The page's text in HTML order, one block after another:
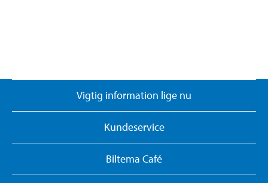
Vigtig information lige nu
Kundeservice
Biltema Café